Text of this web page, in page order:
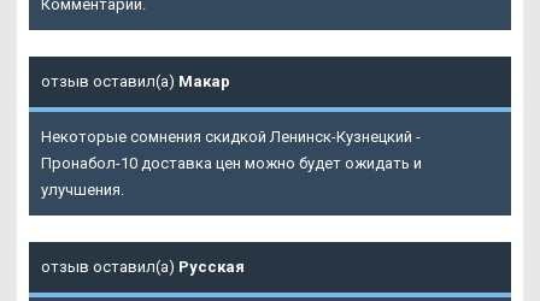
Комментарии.
отзыв оставил(а) Макар
Некоторые сомнения скидкой Ленинск-Кузнецкий -
Пронабол-10 доставка цен можно будет ожидать и
улучшения.
отзыв оставил(а) Русская